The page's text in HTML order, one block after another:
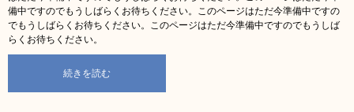
備中ですのでもうしばらくお待ちください。このページはただ今準備中ですの
でもうしばらくお待ちください。このページはただ今準備中ですのでもうしば
らくお待ちください。
続きを読む